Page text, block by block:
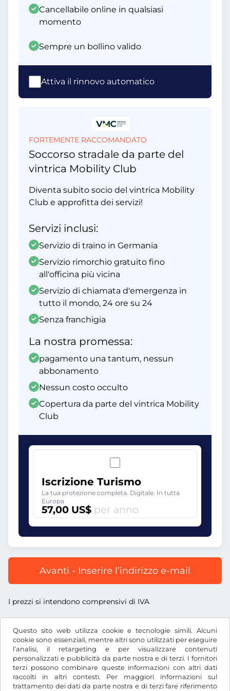
Questo sito web utilizza cookie e tecnologie simili. Alcuni
cookie sono essenziali, mentre altri sono utilizzati per eseguire
l’analisi, il retargeting e per visualizzare contenuti
personalizzati e pubblicità da parte nostra e di terzi. I fornitori
terzi possono combinare queste informazioni con altri dati
raccolti in altri contesti. Per maggiori informazioni sul
trattamento dei dati da parte nostra e di terzi fare riferimento
Cancellabile online in qualsiasi
momento
Sempre un bollino valido
Attiva il rinnovo automatico
FORTEMENTE RACCOMANDATO
Soccorso stradale da parte del
vintrica Mobility Club
Diventa subito socio del vintrica Mobility
Club e approfitta dei servizi!
Servizi inclusi:
Servizio di traino in Germania
Servizio rimorchio gratuito fino
all'officina più vicina
Servizio di chiamata d'emergenza in
tutto il mondo, 24 ore su 24
Senza franchigia
La nostra promessa:
pagamento una tantum, nessun
abbonamento
Nessun costo occulto
Copertura da parte del vintrica Mobility
Club
Iscrizione Turismo
La tua protezione completa. Digitale. In tutta
Europa
57,00 US$ per anno
Avanti - Inserire l’indirizzo e-mail
I prezzi si intendono comprensivi di IVA
US$USD
Facebook Instagram